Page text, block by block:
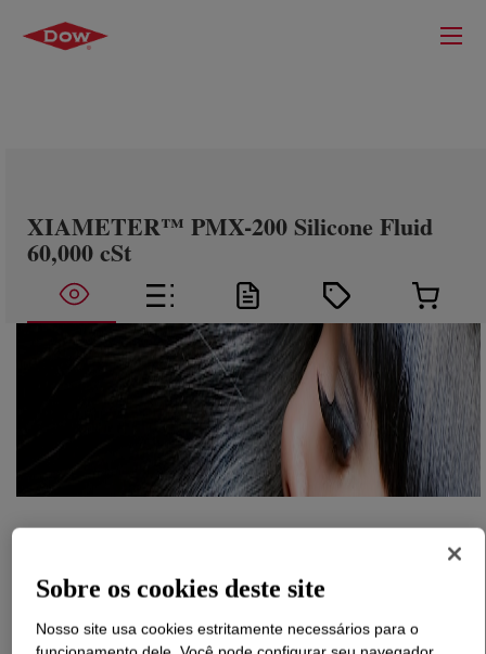
XIAMETER™ PMX-200 Silicone Fluid
60,000 cSt
XIAMETER™ PMX-200 Silicone Fluid 60,000
polissiloxano. Nome INCI: dimeticona
Sobre os cookies deste site
Nosso site usa cookies estritamente necessários para o